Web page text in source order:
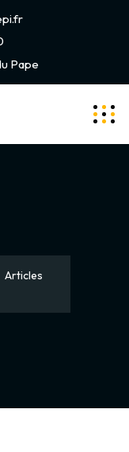
Pape
Articles